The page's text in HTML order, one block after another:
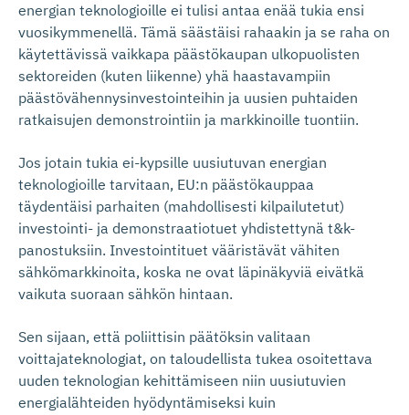
energian teknologioille ei tulisi antaa enää tukia ensi
vuosikymmenellä. Tämä säästäisi rahaakin ja se raha on
käytettävissä vaikkapa päästökaupan ulkopuolisten
sektoreiden (kuten liikenne) yhä haastavampiin
päästövähennysinvestointeihin ja uusien puhtaiden
ratkaisujen demonstrointiin ja markkinoille tuontiin.
Jos jotain tukia ei-kypsille uusiutuvan energian
teknologioille tarvitaan, EU:n päästökauppaa
täydentäisi parhaiten (mahdollisesti kilpailutetut)
investointi- ja demonstraatiotuet yhdistettynä t&k-
panostuksiin. Investointituet vääristävät vähiten
sähkömarkkinoita, koska ne ovat läpinäkyviä eivätkä
vaikuta suoraan sähkön hintaan.
Sen sijaan, että poliittisin päätöksin valitaan
voittajateknologiat, on taloudellista tukea osoitettava
uuden teknologian kehittämiseen niin uusiutuvien
energialähteiden hyödyntämiseksi kuin